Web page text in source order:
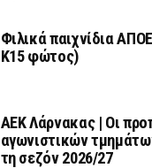
Φιλικά παιχνίδια
Κ15 φώτος)
AEK Λάρνακας | Οι
αγωνιστικών
τη σεζόν 2026/27